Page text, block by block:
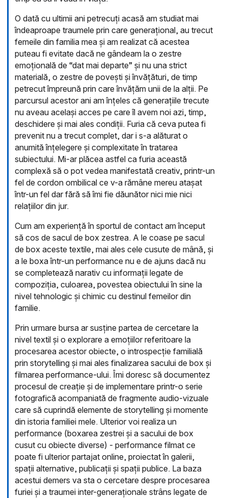
O dată cu ultimii ani petrecuți acasă am studiat mai
îndeaproape traumele prin care generațional, au trecut
femeile din familia mea și am realizat că acestea
puteau fi evitate dacă ne gândeam la o zestre
emoțională de “dat mai departe” și nu una strict
materială, o zestre de povești și învățături, de timp
petrecut împreună prin care învățăm unii de la alții. Pe
parcursul acestor ani am înțeles că generațiile trecute
nu aveau același acces pe care îl avem noi azi, timp,
deschidere și mai ales condiții. Furia că ceva putea fi
prevenit nu a trecut complet, dar i s-a alăturat o
anumită înțelegere și complexitate în tratarea
subiectului. Mi-ar plăcea astfel ca furia această
complexă să o pot vedea manifestată creativ, printr-un
fel de cordon ombilical ce v-a rămâne mereu atașat
într-un fel dar fără să îmi fie dăunător nici mie nici
relațiilor din jur.
Cum am experiență în sportul de contact am început
să cos de sacul de box zestrea. A le coase pe sacul
de box aceste textile, mai ales cele cusute de mână, și
a le boxa într-un performance nu e de ajuns dacă nu
se completează narativ cu informații legate de
compoziția, culoarea, povestea obiectului în sine la
nivel tehnologic și chimic cu destinul femeilor din
familie.
Prin urmare bursa ar susține partea de cercetare la
nivel textil și o explorare a emoțiilor referitoare la
procesarea acestor obiecte, o introspecție familială
prin storytelling și mai ales finalizarea sacului de box și
filmarea performance-ului. Îmi doresc să documentez
procesul de creație și de implementare printr-o serie
fotografică acompaniată de fragmente audio-vizuale
care să cuprindă elemente de storytelling și momente
din istoria familiei mele. Ulterior voi realiza un
performance (boxarea zestrei și a sacului de box
cusut cu obiecte diverse) - performance filmat ce
poate fi ulterior partajat online, proiectat în galerii,
spații alternative, publicații și spații publice. La baza
acestui demers va sta o cercetare despre procesarea
furiei și a traumei inter-generaționale strâns legate de